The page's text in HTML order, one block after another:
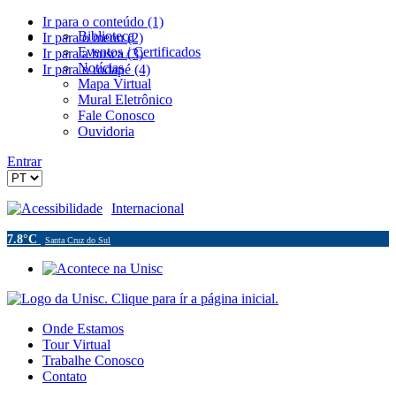
Ir para o conteúdo (1)
Ir para o menu (2)
Ir para a busca (3)
Ir para o rodapé (4)
Biblioteca
Eventos / Certificados
Notícias
Mapa Virtual
Mural Eletrônico
Fale Conosco
Ouvidoria
Entrar
Acessibilidade Internacional
7.8°C Santa Cruz do Sul
Onde Estamos
Tour Virtual
Trabalhe Conosco
Contato